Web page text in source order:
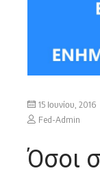
15 Ιουνίου, 2016
Fed-Admin
Όσοι